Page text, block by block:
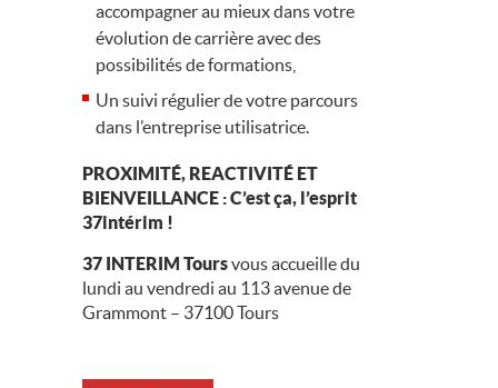
accompagner au mieux dans votre
évolution de carrière avec des
possibilités de formations,
Un suivi régulier de votre parcours
dans l’entreprise utilisatrice.
PROXIMITÉ, REACTIVITÉ ET
BIENVEILLANCE : C’est ça, l’esprit
37intérim !
37 INTERIM Toursvous accueille du
lundi au vendredi au 113 avenue de
Grammont – 37100 Tours